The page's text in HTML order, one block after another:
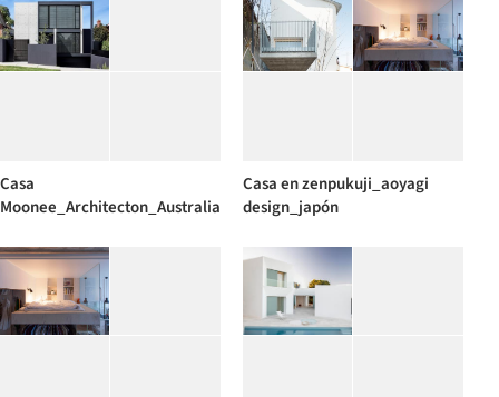
Casa
Moonee_Architecton_Australia
Casa en zenpukuji_aoyagi
design_japón